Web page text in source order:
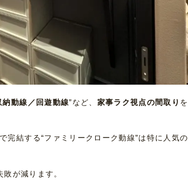
納動線／回遊動線”など、 家事ラク視点の間取り を
結する“ファミリークローク動線”は特に人気の
が減ります。